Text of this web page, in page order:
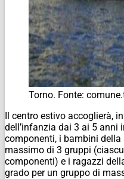
Torno. Fonte:
Il centro estivo accoglierà,
dell’infanzia dai 3 ai 5 anni
componenti, i bambini
massimo di 3 gruppi
componenti) e i ragazzi
grado per un gruppo di